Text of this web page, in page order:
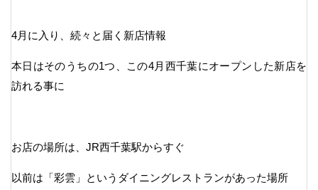
4月に入り、続々と届く新店情報
本日はそのうちの1つ、この4月西千葉にオープンした新店を
訪れる事に
お店の場所は、JR西千葉駅からすぐ
以前は「彩雲」というダイニングレストランがあった場所